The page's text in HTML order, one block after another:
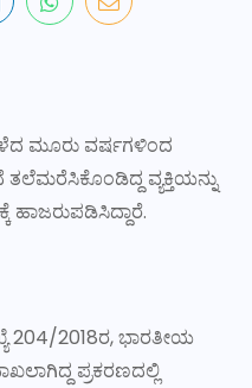
ಮೂರು ವರ್ಷಗಳಿಂದ
ವ್ಯಕ್ತಿಯನ್ನು
ಹಾಜರುಪಡಿಸಿದ್ದಾರೆ.
204/2018ರ, ಭಾರತೀಯ
ಪ್ರಕರಣದಲ್ಲಿ